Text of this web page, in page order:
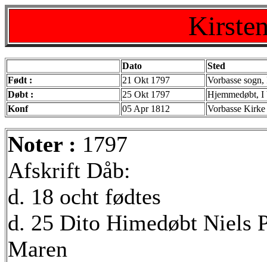
Dato
Sted
Født :
21 Okt 1797
Vorbasse
Døbt :
25 Okt 1797
Hjemmedøbt, I
Konf
05 Apr 1812 Vorbasse Kirke
Noter : 1797
Afskrift Dåb:
d. 18 ocht fødtes
d. 25 Dito Himedøbt Niels
Maren